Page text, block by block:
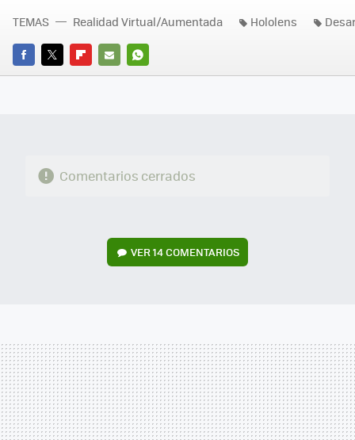
FACEBOOK
TWITTERFLIPBOARD
E-
WHATSAPP
TEMAS Realidad Virtual/Aumentada Hololens
Comentarios cerrados
VER14 COMENTARIOS